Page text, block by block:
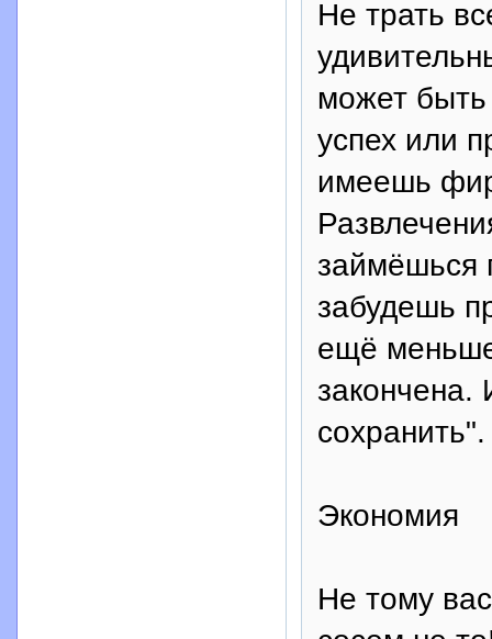
Не трать
может быть
успех или
имеешь
займёшься
забудешь
ещё
закончена.
сохранить".
Экономия
Не тому